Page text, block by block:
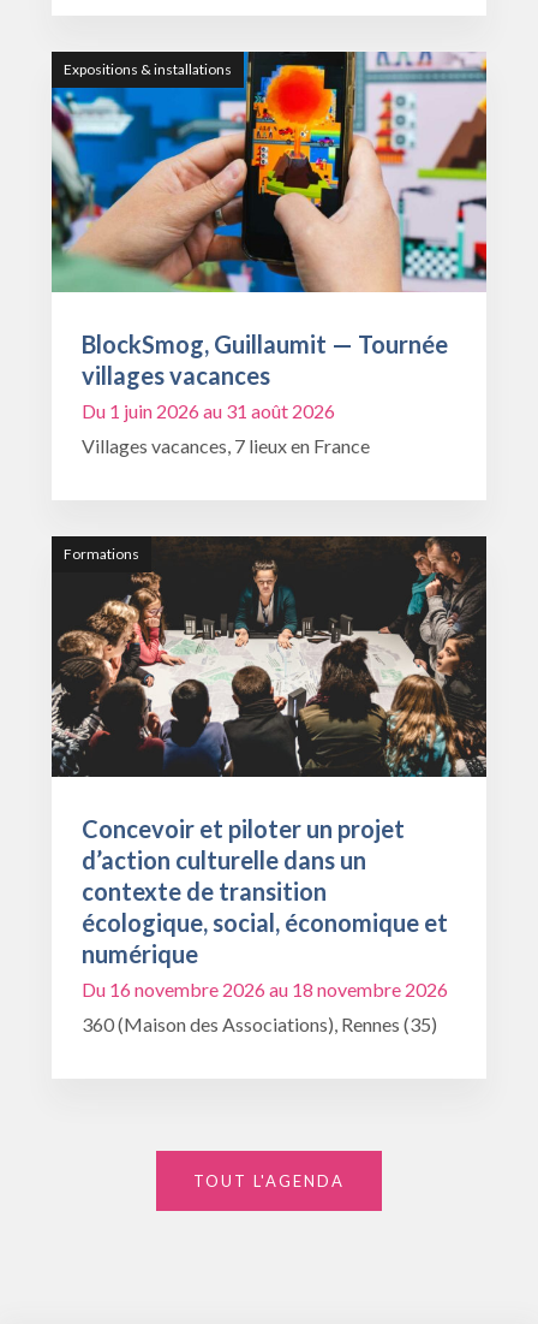
Expositions & installations
BlockSmog, Guillaumit — Tournée
villages vacances
Du 1 juin 2026 au 31 août 2026
Villages vacances, 7 lieux en France
Formations
Concevoir et piloter un projet
d’action culturelle dans un
contexte de transition
écologique, social, économique et
numérique
Du 16 novembre 2026 au 18 novembre 2026
360 (Maison des Associations), Rennes (35)
TOUT L'AGENDA